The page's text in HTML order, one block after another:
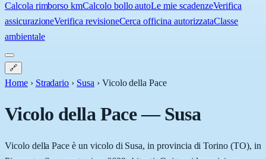
Calcola rimborso kmCalcolo bollo autoLe mie scadenzeVerifica
assicurazioneVerifica revisioneCerca officina autorizzataClasse
ambientale
🔗
Home › Stradario › Susa › Vicolo della Pace
Vicolo della Pace—Susa
Vicolo della Pace è un vicolo di Susa, in provincia di Torino (TO), in